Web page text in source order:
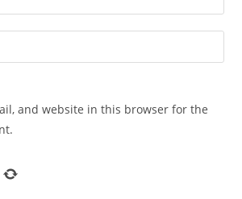
and website in this browser for the